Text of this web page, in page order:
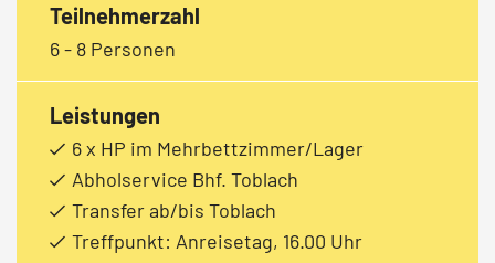
Teilnehmerzahl
6 - 8 Personen
Leistungen
6 x HP im Mehrbettzimmer/Lager
Abholservice Bhf. Toblach
Transfer ab/bis Toblach
Treffpunkt: Anreisetag, 16.00 Uhr